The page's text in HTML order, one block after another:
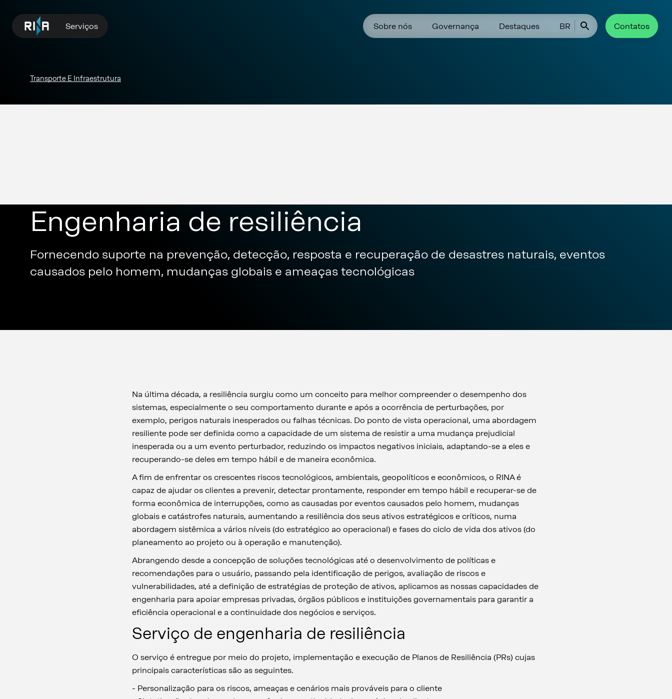
Serviços Sobre nós Governança Destaques BR Contatos
Transporte E Infraestrutura
Engenharia de resiliência
Fornecendo suporte na prevenção, detecção, resposta e recuperação de desastres naturais, eventos
causados pelo homem, mudanças globais e ameaças tecnológicas
Na última década, a resiliência surgiu como um conceito para melhor compreender o desempenho dos
sistemas, especialmente o seu comportamento durante e após a ocorrência de perturbações, por
exemplo, perigos naturais inesperados ou falhas técnicas. Do ponto de vista operacional, uma abordagem
resiliente pode ser definida como a capacidade de um sistema de resistir a uma mudança prejudicial
inesperada ou a um evento perturbador, reduzindo os impactos negativos iniciais, adaptando-se a eles e
recuperando-se deles em tempo hábil e de maneira econômica.
A fim de enfrentar os crescentes riscos tecnológicos, ambientais, geopolíticos e econômicos, o RINA é
capaz de ajudar os clientes a prevenir, detectar prontamente, responder em tempo hábil e recuperar-se de
forma econômica de interrupções, como as causadas por eventos causados pelo homem, mudanças
globais e catástrofes naturais, aumentando a resiliência dos seus ativos estratégicos e críticos, numa
abordagem sistêmica a vários níveis (do estratégico ao operacional) e fases do ciclo de vida dos ativos (do
planeamento ao projeto ou à operação e manutenção).
Abrangendo desde a concepção de soluções tecnológicas até o desenvolvimento de políticas e
recomendações para o usuário, passando pela identificação de perigos, avaliação de riscos e
vulnerabilidades, até a definição de estratégias de proteção de ativos, aplicamos as nossas capacidades de
engenharia para apoiar empresas privadas, órgãos públicos e instituições governamentais para garantir a
eficiência operacional e a continuidade dos negócios e serviços.
Serviço de engenharia de resiliência
O serviço é entregue por meio do projeto, implementação e execução de Planos de Resiliência (PRs) cujas
principais características são as seguintes.
- Personalização para os riscos, ameaças e cenários mais prováveis para o cliente